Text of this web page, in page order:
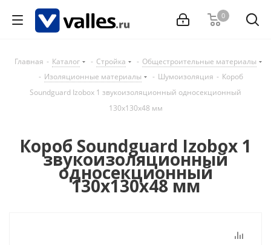
0
Главная - Каталог - Стройка - Общестроительные материалы
- Изоляционные материалы - Шумоизоляция - Короб
Soundguard Izobox 1 звукоизоляционный односекционный
130x130x48 мм
Короб Soundguard Izobox 1
звукоизоляционный
односекционный
130x130x48 мм